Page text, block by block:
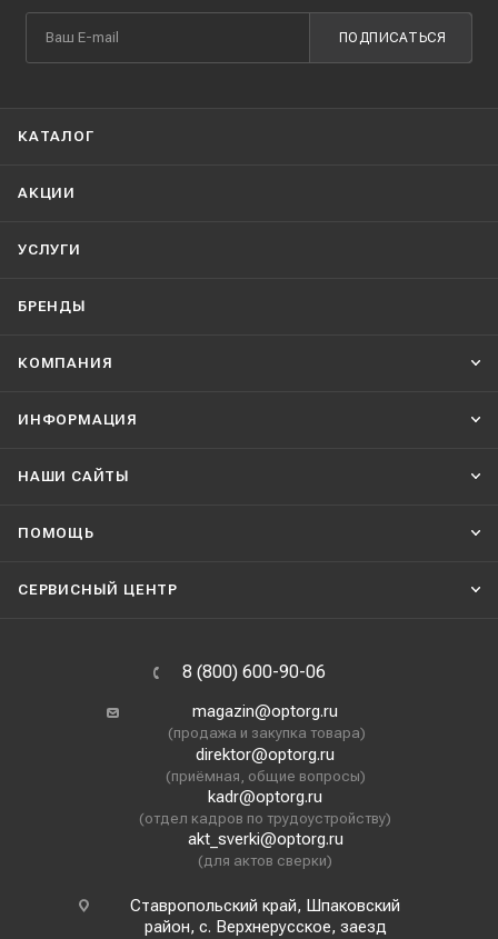
ПОДПИСАТЬСЯ
КАТАЛОГ
АКЦИИ
УСЛУГИ
БРЕНДЫ
КОМПАНИЯ
ИНФОРМАЦИЯ
НАШИ CАЙТЫ
ПОМОЩЬ
СЕРВИСНЫЙ ЦЕНТР
8 (800) 600-90-06
magazin@optorg.ru
(продажа и закупка товара)
direktor@optorg.ru
(приёмная, общие вопросы)
kadr@optorg.ru
(отдел кадров по трудоустройству)
akt_sverki@optorg.ru
(для актов сверки)
Ставропольский край, Шпаковский
район, с. Верхнерусское, заезд